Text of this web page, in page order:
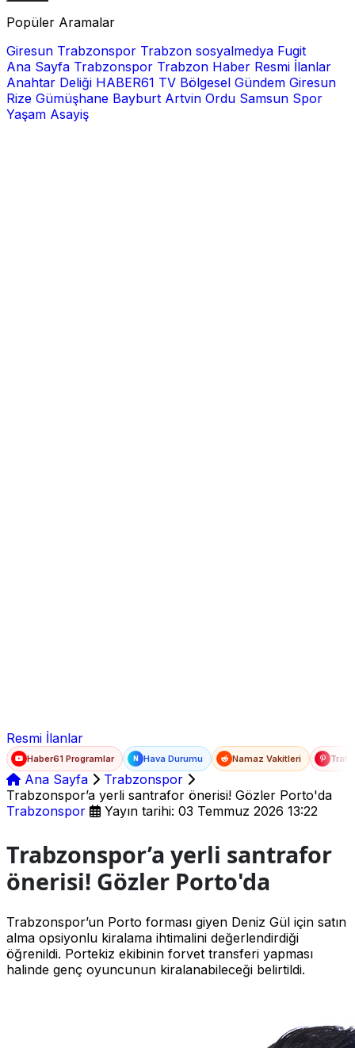
Popüler Aramalar
Giresun Trabzonspor Trabzon sosyalmedya Fugit
Ana Sayfa Trabzonspor Trabzon Haber Resmi İlanlar
Anahtar Deliği HABER61 TV Bölgesel Gündem Giresun
Rize Gümüşhane Bayburt Artvin Ordu Samsun Spor
Yaşam Asayiş
Resmi İlanlar
Haber61 Programlar N Hava Durumu Namaz Vakitleri
Ana Sayfa
Trabzonspor
Trabzonspor’a yerli santrafor önerisi! Gözler Porto'da
Trabzonspor
Yayın tarihi: 03 Temmuz 2026 13:22
Trabzonspor’a yerli santrafor
önerisi! Gözler Porto'da
Trabzonspor’un Porto forması giyen Deniz Gül için satın
alma opsiyonlu kiralama ihtimalini değerlendirdiği
öğrenildi. Portekiz ekibinin forvet transferi yapması
halinde genç oyuncunun kiralanabileceği belirtildi.